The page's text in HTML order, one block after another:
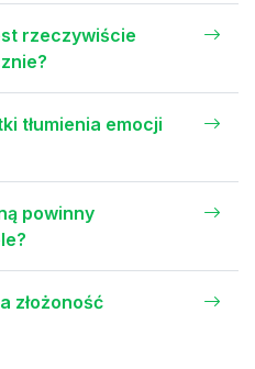
rzeczywiście
tłumienia emocji
powinny
złożoność